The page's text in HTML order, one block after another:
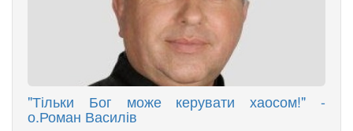
"Тільки Бог може керувати хаосом!" -
о.Роман Василів